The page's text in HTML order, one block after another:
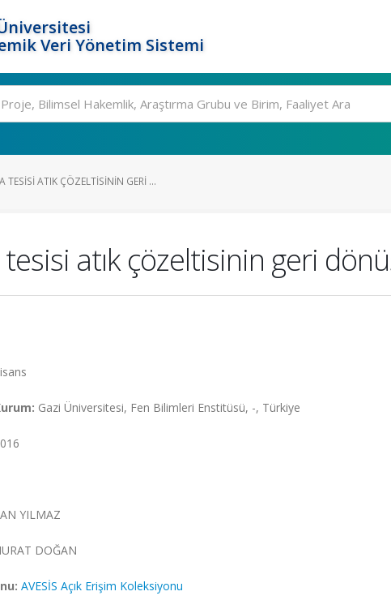
Veri Yönetim Sistemi
TESISI ATIK ÇÖZELTISININ GERI ...
tesisi atık çözeltisinin geri
Gazi Üniversitesi, Fen Bilimleri Enstitüsü, -, Türkiye
YILMAZ
DOĞAN
AVESİS Açık Erişim Koleksiyonu